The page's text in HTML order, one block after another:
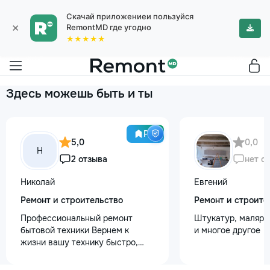
×
Скачай приложениеи пользуйся
RemontMD где угодно
★★★★★
Здесь можешь быть и ты
Pro
Н
5,0
2 отзыва
Николай
Ремонт и строительство
Профессиональный ремонт
бытовой техники Вернем к
жизни вашу технику быстро,
0,0
нет
Евгений
Ремонт и
Штукатур, маляр ,
и многое другое